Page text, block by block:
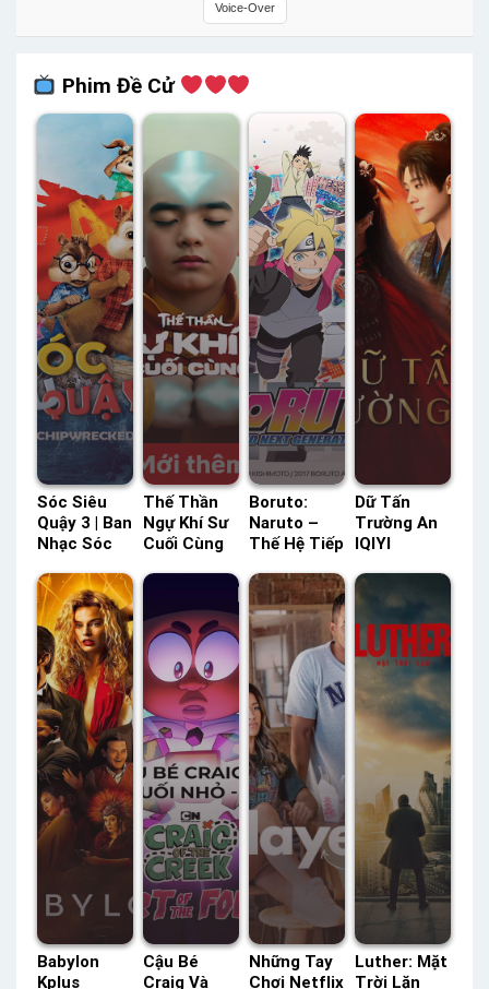
Voice-Over
Phim Đề Cử
Sóc Siêu
Quậy 3 | Ban
Nhạc Sóc
Đảo Hoang
Dã Lồng
Tiếng –
Status: HD
Lồng Tiếng
Thế Thần
Ngự Khí Sư
Cuối Cùng
Tiếng –
08 Lồng
Tiếng
Boruto:
Naruto –
Thế Hệ Tiếp
Lồng Tiếng
– Status:
293 / ??
Lồng Tiếng
Dữ Tấn
Trường An
IQIYI
Minh –
Status: 38 /
38 Thuyết
Minh
Babylon
Kplus
Cậu Bé
Craig Và
Những Tay
Chơi Netflix
Luther: Mặt
Trời Lặn